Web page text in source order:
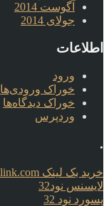
آگوست 2014
جولای 2014
اطلاعات
ورود
خوراک ورودی‌ها
خوراک دیدگاه‌ها
وردپرس
.
خرید بک لینک behtarinbacklink.com
لایسنس نود32
پسورد نود 32